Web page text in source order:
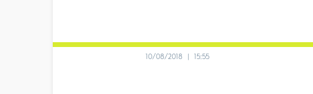
10/08/2018 | 15:55